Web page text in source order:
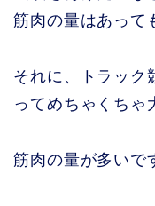
筋肉の量はあって
それに、トラック
ってめちゃくちゃ
筋肉の量が多いで